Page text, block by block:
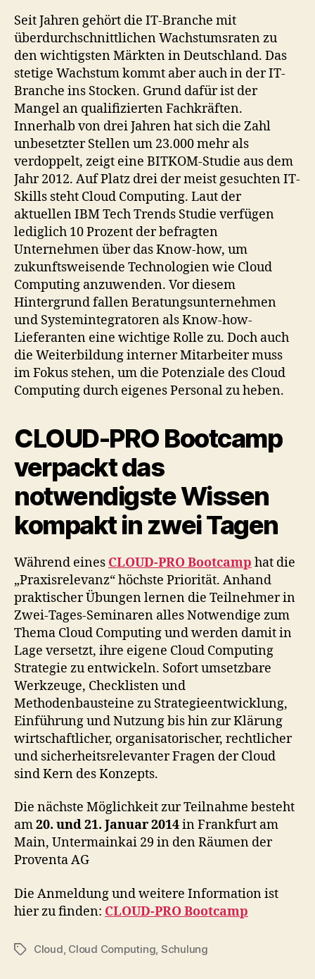
Seit Jahren gehört die IT-Branche mit
überdurchschnittlichen Wachstumsraten zu
den wichtigsten Märkten in Deutschland. Das
stetige Wachstum kommt aber auch in der IT-
Branche ins Stocken. Grund dafür ist der
Mangel an qualifizierten Fachkräften.
Innerhalb von drei Jahren hat sich die Zahl
unbesetzter Stellen um 23.000 mehr als
verdoppelt, zeigt eine BITKOM-Studie aus dem
Jahr 2012. Auf Platz drei der meist gesuchten IT-
Skills steht Cloud Computing. Laut der
aktuellen IBM Tech Trends Studie verfügen
lediglich 10 Prozent der befragten
Unternehmen über das Know-how, um
zukunftsweisende Technologien wie Cloud
Computing anzuwenden. Vor diesem
Hintergrund fallen Beratungsunternehmen
und Systemintegratoren als Know-how-
Lieferanten eine wichtige Rolle zu. Doch auch
die Weiterbildung interner Mitarbeiter muss
im Fokus stehen, um die Potenziale des Cloud
Computing durch eigenes Personal zu heben.
CLOUD-PRO Bootcamp
verpackt das
notwendigste Wissen
kompakt in zwei Tagen
Während eines CLOUD-PRO Bootcamp hat die
„Praxisrelevanz“ höchste Priorität. Anhand
praktischer Übungen lernen die Teilnehmer in
Zwei-Tages-Seminaren alles Notwendige zum
Thema Cloud Computing und werden damit in
Lage versetzt, ihre eigene Cloud Computing
Strategie zu entwickeln. Sofort umsetzbare
Werkzeuge, Checklisten und
Methodenbausteine zu Strategieentwicklung,
Einführung und Nutzung bis hin zur Klärung
wirtschaftlicher, organisatorischer, rechtlicher
und sicherheitsrelevanter Fragen der Cloud
sind Kern des Konzepts.
Die nächste Möglichkeit zur Teilnahme besteht
am20. und 21. Januar 2014in Frankfurt am
Main, Untermainkai 29 in den Räumen der
Proventa AG
Die Anmeldung und weitere Information ist
hier zu finden: CLOUD-PRO Bootcamp
TagsCloud Cloud Computing Schulung